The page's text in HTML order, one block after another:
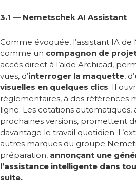
3.1 — Nemetschek AI Assistant
Comme évoquée, l’assistant IA
comme un compagnon de
accès direct à l’aide Archicad,
vues, d’interroger la maquette, d’
visuelles en quelques clics. Il
réglementaires, à des références
ligne. Les cotations automatiques,
prochaines versions, promettent
davantage le travail quotidien.
autres marques du groupe
préparation, annonçant une
l’assistance intelligente dans
suite.